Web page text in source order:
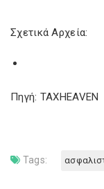
Σχετικά Αρχεία:
Πηγή: TAXHEAVEN
Tags: